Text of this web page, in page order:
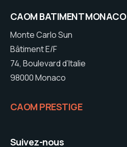
CAOM BATIMENT MONACO
Monte Carlo Sun
Bâtiment E/F
74, Boulevard d’Italie
98000 Monaco
CAOM PRESTIGE
Suivez-nous